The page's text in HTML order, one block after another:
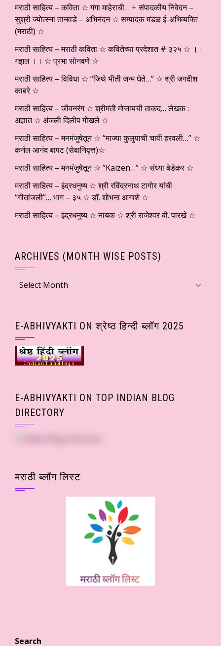
मराठी साहित्य – कविता ☆ गंगा माहेराची… + संपादकीय निवेदन –
सुश्री ज्योत्स्ना तानवडे – अभिनंदन ☆ सम्पादक मंडळ ई-अभिव्यक्ति
(मराठी) ☆
मराठी साहित्य – मराठी कविता ☆ कवितेच्या प्रदेशात # ३२५ ☆ ।।
गझल ।। ☆ प्रभा सोनवणे ☆
मराठी साहित्य – विविधा ☆ “जिथे भीती जन्म घेते…” ☆ श्री जगदीश
काबरे ☆
मराठी साहित्य – जीवनरंग ☆ श्रीमंती मोजायची ताकद… लेखक :
अज्ञात ☆ अंजली दिलीप गोखले ☆
मराठी साहित्य – मनमंजुषेतून ☆ “माज्या कुलुपाची चावी हरवली…” ☆
कर्नल आनंद बापट (सेवानिवृत्त)☆
मराठी साहित्य – मनमंजुषेतून ☆ ”Kaizen…” ☆ संध्या बेडेकर ☆
मराठी साहित्य – इंद्रधनुष्य ☆ श्री रविंद्रनाथ टागोर यांची
“गीतांजली”… भाग – ३५ ☆ डॉ. शोभना आगाशे ☆
मराठी साहित्य – इंद्रधनुष्य ☆ नायक ☆ श्री राजेश्वर बी. पारखे ☆
ARCHIVES (MONTH WISE POSTS)
Archives
(Month
E-ABHIVYAKTI ON श्रेष्ठ हिन्दी ब्लॉग 2025
E-ABHIVYAKTI ON TOP INDIAN BLOG
DIRECTORY
मराठी ब्लॉग लिस्ट
Search